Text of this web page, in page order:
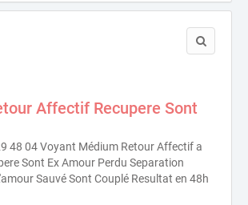
Affectif Recupere Sont
48 04 Voyant Médium Retour Affectif a
Sont Ex Amour Perdu Separation
Sauvé Sont Couplé Resultat en 48h